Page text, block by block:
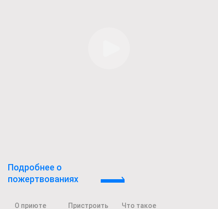
Подробнее о
пожертвованиях
О приюте
Пристроить
Что такое